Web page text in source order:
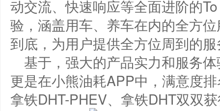
动交流、快速响应等全面进阶的
验，涵盖用车、养车在内的全方
到底，为用户提供全方位周到的
基于，强大的产品实力和服务
更是在小熊油耗APP中，满意度
拿铁DHT-PHEV、拿铁DHT双双